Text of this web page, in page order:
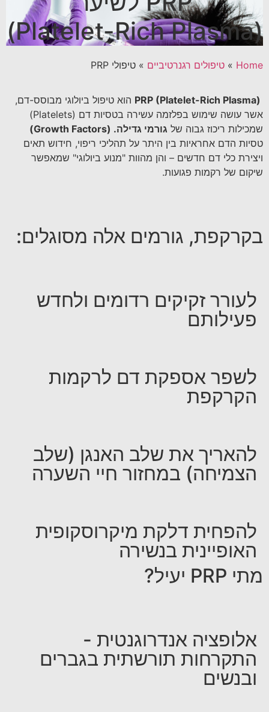
(Platelet-Rich Plasma)
Home
» טיפולים רגנרטיביים » טיפולי PRP
הוא טיפול ביולוגי מבוסס-דם,
אשר עושה שימוש בפלזמה עשירה בטסיות דם (Platelets)
שמכילות ריכוז גבוה של גורמי גדילה. (Growth Factors)
טסיות הדם אחראיות בין היתר על תהליכי ריפוי, חידוש תאים
ויצירת כלי דם חדשים – והן מהוות "מנוע ביולוגי" שמאפשר
שיקום של רקמות פגועות.
בקרקפת, גורמים אלה מסוגלים:
לעורר זקיקים רדומים ולחדש
פעילותם
לשפר אספקת דם לרקמות
הקרקפת
להאריך את שלב האנגן (שלב
הצמיחה) במחזור חיי השערה
להפחית דלקת מיקרוסקופית
האופיינית בנשירה
מתי PRP יעיל?
אלופציה אנדרוגנטית -
התקרחות תורשתית בגברים
ובנשים